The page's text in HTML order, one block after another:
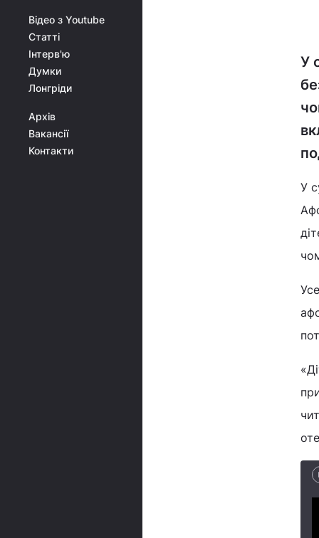
Відео з Youtube
Статті
Інтерв'ю
Думки
Лонгріди
Архів
Вакансії
Контакти
У
У